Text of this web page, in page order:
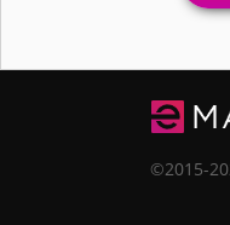
©2015-